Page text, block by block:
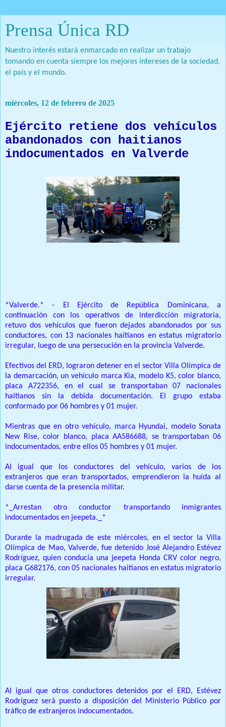
Prensa Única RD
Nuestro interés estará enmarcado en realizar un trabajo
tomando en cuenta siempre los mejores intereses de la sociedad,
el país y el mundo.
miércoles, 12 de febrero de 2025
Ejército retiene dos vehículos
abandonados con haitianos
indocumentados en Valverde
*Valverde.* - El Ejército de República Dominicana, a
continuación con los operativos de interdicción migratoria,
retuvo dos vehículos que fueron dejados abandonados por sus
conductores, con 13 nacionales haitianos en estatus migratorio
irregular, luego de una persecución en la provincia Valverde.
Efectivos del ERD, lograron detener en el sector Villa Olímpica de
la demarcación, un vehículo marca Kia, modelo K5, color blanco,
placa A722356, en el cual se transportaban 07 nacionales
haitianos sin la debida documentación. El grupo estaba
conformado por 06 hombres y 01 mujer.
Mientras que en otro vehículo, marca Hyundai, modelo Sonata
New Rise, color blanco, placa AA586688, se transportaban 06
indocumentados, entre ellos 05 hombres y 01 mujer.
Al igual que los conductores del vehículo, varios de los
extranjeros que eran transportados, emprendieron la huída al
darse cuenta de la presencia militar.
*_Arrestan otro conductor transportando inmigrantes
indocumentados en jeepeta._*
Durante la madrugada de este miércoles, en el sector la Villa
Olímpica de Mao, Valverde, fue detenido José Alejandro Estévez
Rodríguez, quien conducía una jeepeta Honda CRV color negro,
placa G682176, con 05 nacionales haitianos en estatus migratorio
irregular.
Al igual que otros conductores detenidos por el ERD, Estévez
Rodríguez será puesto a disposición del Ministerio Público por
tráfico de extranjeros indocumentados.